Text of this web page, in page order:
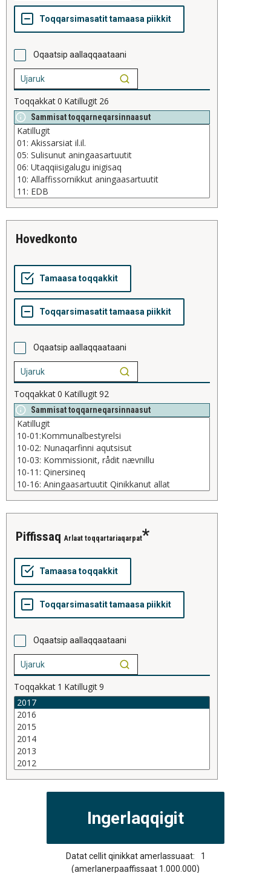
Oqaatsip aallaqqaataani
Toqqakkat0 Katillugit 26
Sammisat toqqarneqarsinnaasut
hovedkonto
Oqaatsip aallaqqaataani
Toqqakkat0 Katillugit92
Sammisat toqqarneqarsinnaasut
piffissaq Arlaat toqqartariaqarpat
Oqaatsip aallaqqaataani
Toqqakkat 1 Katillugit9
Datat cellit qinikkat amerlassuaat:
1
(amerlanerpaaffissaat 1.000.000)